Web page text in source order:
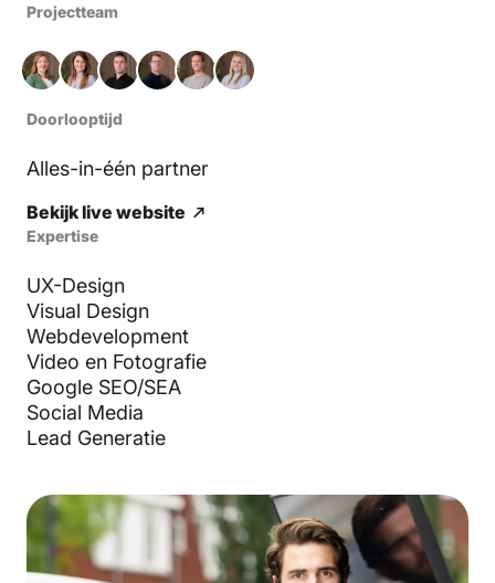
Doorlooptijd
Alles-in-één partner
Bekijk live website
Expertise
UX-Design
Visual Design
Webdevelopment
Video en Fotografie
Google SEO/SEA
Social Media
Lead Generatie
Projectteam